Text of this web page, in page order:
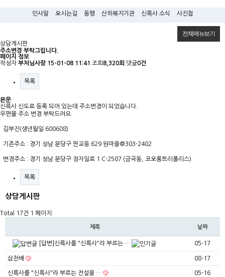
인사말 오시는길 동행 산하복지기관 신륵사 소식 사진첩
전체메뉴보기
상담게시판
주소변경 부탁그립니다.
페이지 정보
작성자 부처님사랑 15-01-08 11:41 조회8,320회 댓글0건
목록
본문
신륵사 신도로 등록 되어 있는데 주소변경이 되었습니다.
우편물 주소 변경 부탁드려요.
김부진(생년월일 600608)
기존주소 : 경기 성남 분당구 판교동 629 원마을@303-2402
변경주소 : 경기 성남 분당구 정자일로 1 C-2507 (금곡동, 코오롱트리폴리스)
목록
상담게시판
Total 17건 1 페이지
제목 날짜
[답변]신륵사를 "신륵사"라 부르는 … 05-17
삼천배 08-17
신륵사를 "신륵사"라 부르는 전설을 … 05-16